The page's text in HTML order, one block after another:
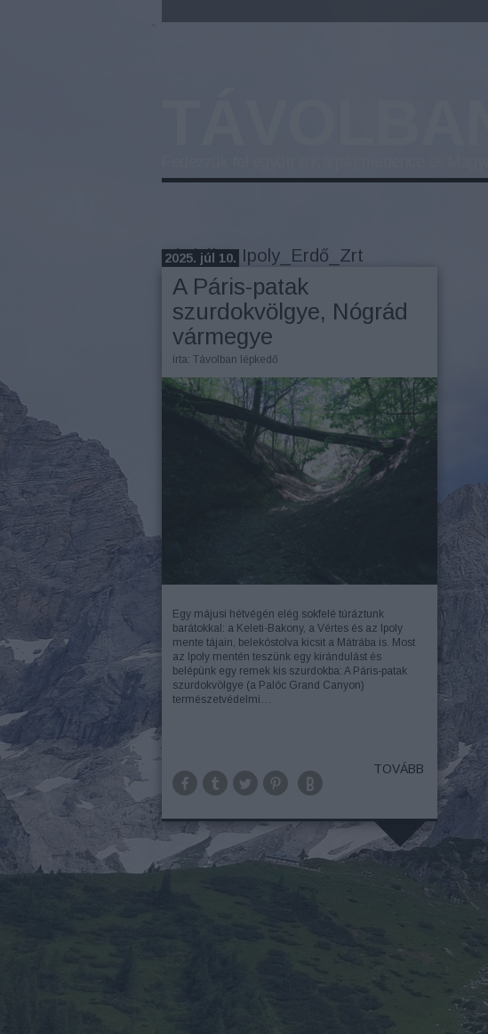
Címkék» Ipoly_Erdő_Zrt
2025. júl 10.
A Páris-patak
szurdokvölgye, Nógrád
vármegye
írta: Távolban lépkedő
Egy májusi hétvégén elég sokfelé túráztunk
barátokkal: a Keleti-Bakony, a Vértes és az Ipoly
mente tájain, belekóstolva kicsit a Mátrába is. Most
az Ipoly mentén teszünk egy kirándulást és
belépünk egy remek kis szurdokba: A Páris-patak
szurdokvölgye (a Palóc Grand Canyon)
természetvédelmi…
TOVÁBB